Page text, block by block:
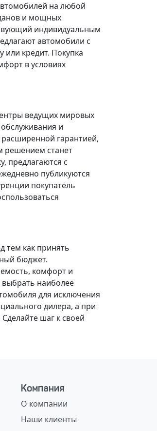
на любой
и мощных
индивидуальным
автомобили с
кредит. Покупка
в условиях
ведущих мировых
и
гарантией,
решением станет
предлагаются с
публикуются
покупатель
тем как принять
бюджет.
комфорт и
наиболее
для исключения
дилера, а при
Сделайте шаг к своей
Компания
О компании
Наши клиенты